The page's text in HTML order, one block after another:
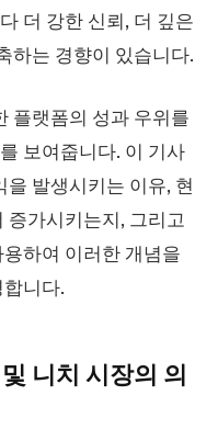
더 강한 신뢰, 더 깊은
하는 경향이 있습니다.
플랫폼의 성과 우위를
보여줍니다. 이 기사
발생시키는 이유, 현
증가시키는지, 그리고
하여 이러한 개념을
니다.
니치 시장의 의
뉴스
가능성